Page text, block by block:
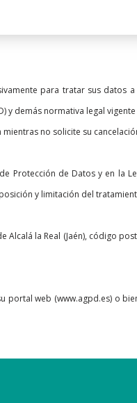
para tratar sus datos
y demás normativa legal
no solicite su
Protección de Datos y en la
y limitación del
Alcalá la Real (Jaén), código
portal web (www.agpd.es) o